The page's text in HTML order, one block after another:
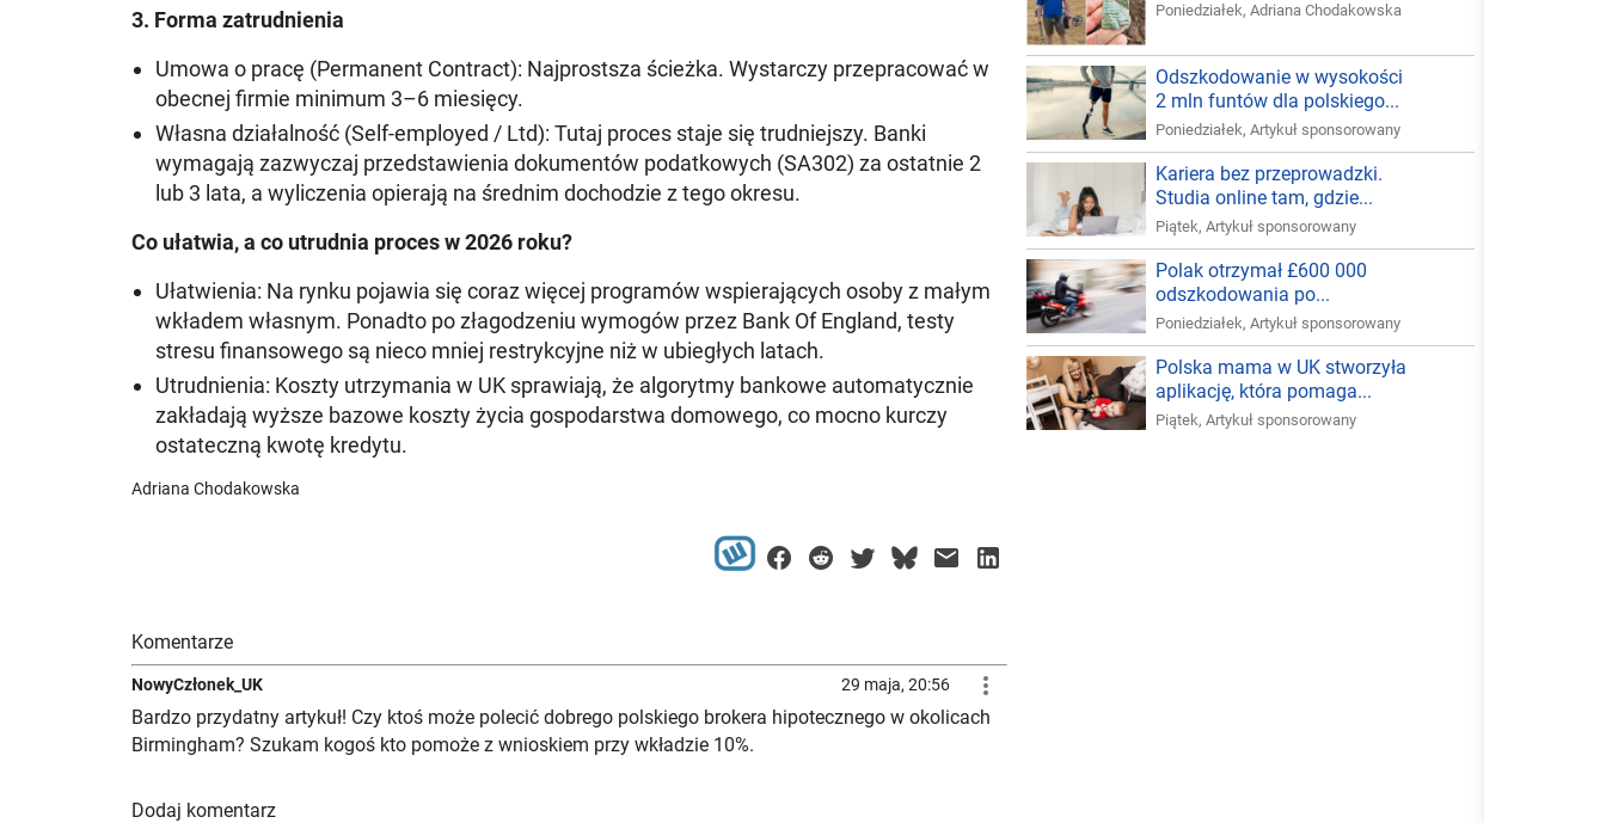
3. Forma zatrudnienia
Umowa o pracę (Permanent Contract): Najprostsza ścieżka. Wystarczy przepracować w
obecnej firmie minimum 3–6 miesięcy.
Własna działalność (Self-employed / Ltd): Tutaj proces staje się trudniejszy. Banki
wymagają zazwyczaj przedstawienia dokumentów podatkowych (SA302) za ostatnie 2
lub 3 lata, a wyliczenia opierają na średnim dochodzie z tego okresu.
Co ułatwia, a co utrudnia proces w 2026 roku?
Ułatwienia: Na rynku pojawia się coraz więcej programów wspierających osoby z małym
wkładem własnym. Ponadto po złagodzeniu wymogów przez Bank Of England, testy
stresu finansowego są nieco mniej restrykcyjne niż w ubiegłych latach.
Utrudnienia: Koszty utrzymania w UK sprawiają, że algorytmy bankowe automatycznie
zakładają wyższe bazowe koszty życia gospodarstwa domowego, co mocno kurczy
ostateczną kwotę kredytu.
Adriana Chodakowska
Komentarze
NowyCzłonek_UK 29 maja, 20:56
Bardzo przydatny artykuł! Czy ktoś może polecić dobrego polskiego brokera hipotecznego w okolicach
Birmingham? Szukam kogoś kto pomoże z wnioskiem przy wkładzie 10%.

Dodaj komentarz
Poniedziałek,Adriana Chodakowska
Odszkodowanie w wysokości
2 mln funtów dla polskiego...
Poniedziałek,Artykuł sponsorowany
Kariera bez przeprowadzki.
Studia online tam, gdzie...
Piątek,Artykuł sponsorowany
Polak otrzymał £600 000
odszkodowania po...
Poniedziałek,Artykuł sponsorowany
Polska mama w UK stworzyła
aplikację, która pomaga...
Piątek,Artykuł sponsorowany